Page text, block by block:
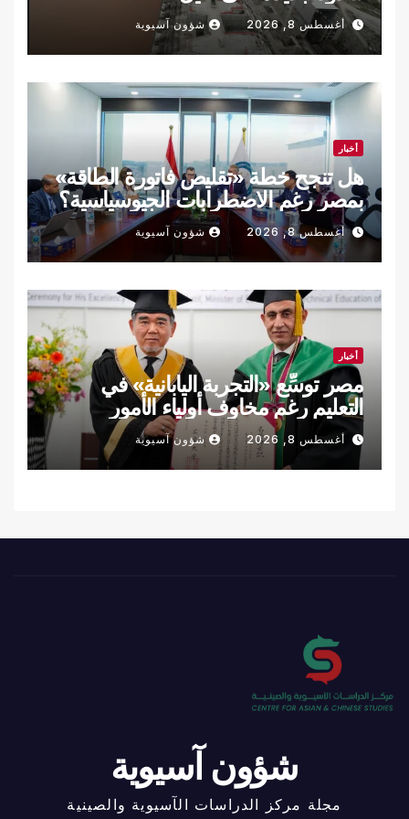
أغسطس 8, 2026 شؤون آسيوية
أخبار
هل تنجح خطة «تقليص فاتورة الطاقة»
بمصر رغم الاضطرابات الجيوسياسية؟
أغسطس 8, 2026 شؤون آسيوية
أخبار
مصر توسِّع «التجربة اليابانية» في
التعليم رغم مخاوف أولياء الأمور
أغسطس 8, 2026 شؤون آسيوية
شؤون آسيوية
مجلة مركز الدراسات الآسيوية والصينية